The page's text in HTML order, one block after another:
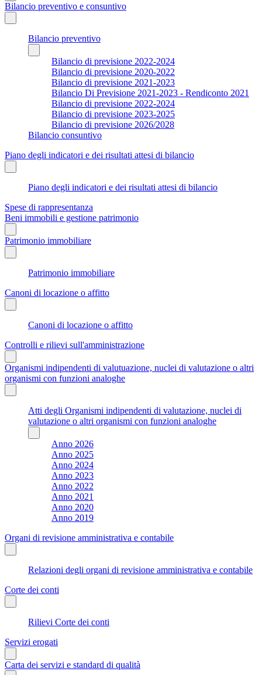
Bilancio preventivo e consuntivo
Bilancio preventivo
Bilancio di previsione 2022-2024
Bilancio di previsione 2020-2022
Bilancio di previsione 2021-2023
Bilancio Di Previsione 2021-2023 - Rendiconto 2021
Bilancio di previsione 2022-2024
Bilancio di previsione 2023-2025
Bilancio di previsione 2026/2028
Bilancio consuntivo
Piano degli indicatori e dei risultati attesi di bilancio
Piano degli indicatori e dei risultati attesi di bilancio
Spese di rappresentanza
Beni immobili e gestione patrimonio
Patrimonio immobiliare
Patrimonio immobiliare
Canoni di locazione o affitto
Canoni di locazione o affitto
Controlli e rilievi sull'amministrazione
Organismi indipendenti di valutuazione, nuclei di valutazione o altri
organismi con funzioni analoghe
Atti degli Organismi indipendenti di valutazione, nuclei di
valutazione o altri organismi con funzioni analoghe
Anno 2026
Anno 2025
Anno 2024
Anno 2023
Anno 2022
Anno 2021
Anno 2020
Anno 2019
Organi di revisione amministrativa e contabile
Relazioni degli organi di revisione amministrativa e contabile
Corte dei conti
Rilievi Corte dei conti
Servizi erogati
Carta dei servizi e standard di qualità